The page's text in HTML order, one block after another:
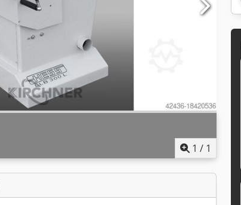
1 / 1